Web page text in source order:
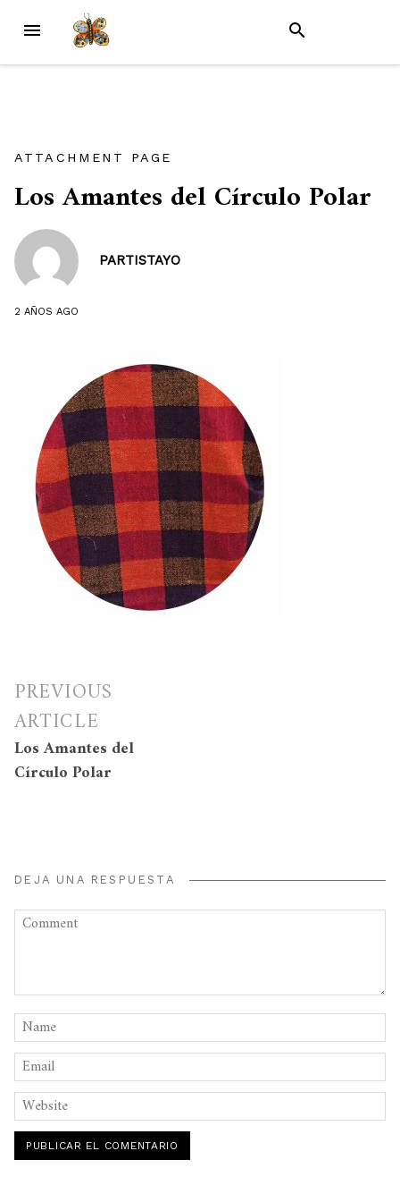
content
MENU SEARCH
ATTACHMENT PAGE
Los Amantes del Círculo Polar
PARTISTAYO
2 AÑOS AGO
Navegación
de
entradas
PREVIOUS
ARTICLE
Los Amantes del
Círculo Polar
DEJA UNA RESPUESTA